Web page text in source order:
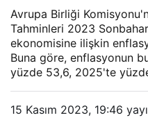
Avrupa Birliği
Tahminleri 2023
ekonomisine ilişkin
Buna göre, enflasyonun
yüzde 53,6, 2025'te
15 Kasım 2023, 19:46